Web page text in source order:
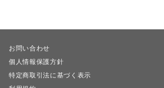
お問い合わせ
個人情報保護方針
特定商取引法に基づく表示